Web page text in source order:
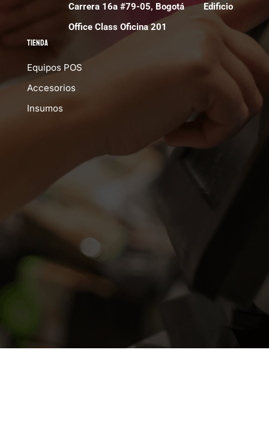
Carrera 16a #79-05, Bogotá Edificio
Office Class Oficina 201
Tienda
Equipos POS
Accesorios
Insumos